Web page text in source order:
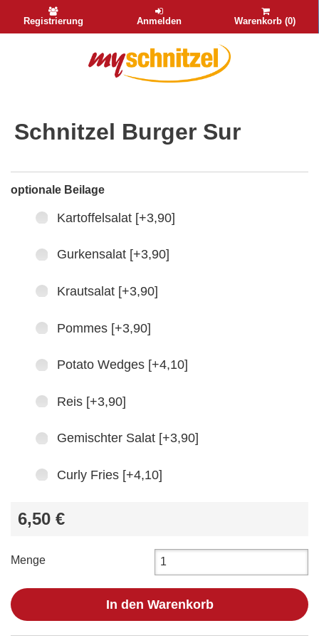
Registrierung Anmelden Warenkorb (0)
Schnitzel Burger Sur
optionale Beilage
Kartoffelsalat [+3,90]
Gurkensalat [+3,90]
Krautsalat [+3,90]
Pommes [+3,90]
Potato Wedges [+4,10]
Reis [+3,90]
Gemischter Salat [+3,90]
Curly Fries [+4,10]
6,50 €
Menge
In den Warenkorb